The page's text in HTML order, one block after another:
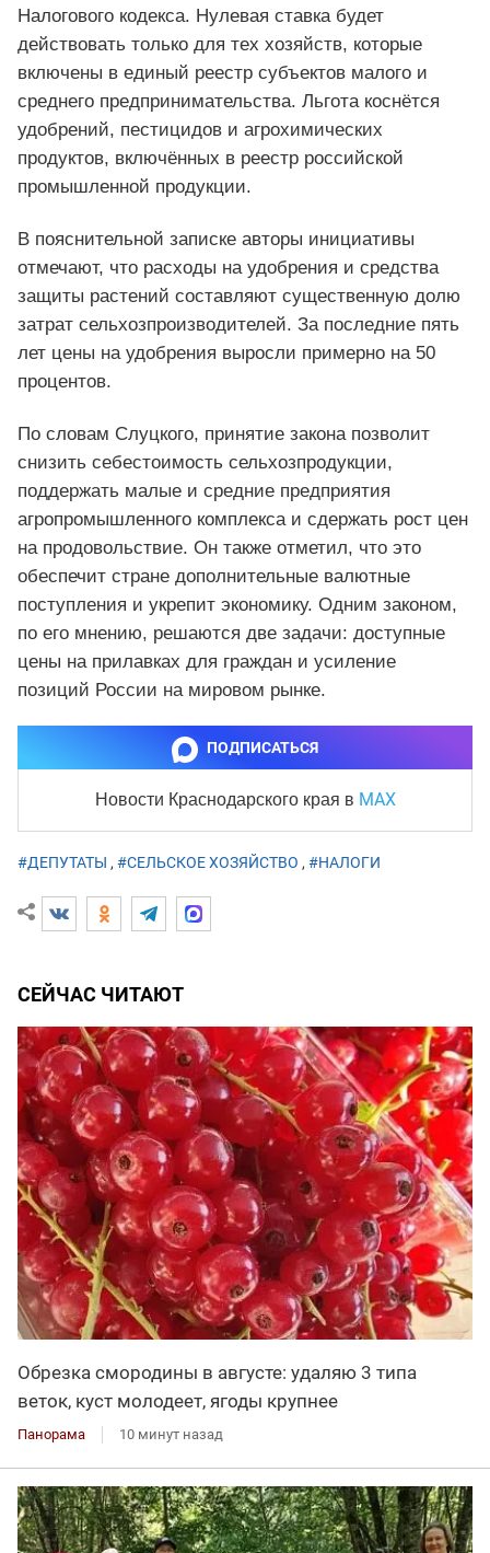
Налогового кодекса. Нулевая ставка будет
действовать только для тех хозяйств, которые
включены в единый реестр субъектов малого и
среднего предпринимательства. Льгота коснётся
удобрений, пестицидов и агрохимических
продуктов, включённых в реестр российской
промышленной продукции.
В пояснительной записке авторы инициативы
отмечают, что расходы на удобрения и средства
защиты растений составляют существенную долю
затрат сельхозпроизводителей. За последние пять
лет цены на удобрения выросли примерно на 50
процентов.
По словам Слуцкого, принятие закона позволит
снизить себестоимость сельхозпродукции,
поддержать малые и средние предприятия
агропромышленного комплекса и сдержать рост цен
на продовольствие. Он также отметил, что это
обеспечит стране дополнительные валютные
поступления и укрепит экономику. Одним законом,
по его мнению, решаются две задачи: доступные
цены на прилавках для граждан и усиление
позиций России на мировом рынке.
ПОДПИСАТЬСЯ
Новости Краснодарского края в MAX
#ДЕПУТАТЫ , #СЕЛЬСКОЕ ХОЗЯЙСТВО , #НАЛОГИ
СЕЙЧАС ЧИТАЮТ
Обрезка смородины в августе: удаляю 3 типа
веток, куст молодеет, ягоды крупнее
Панорама 10 минут назад